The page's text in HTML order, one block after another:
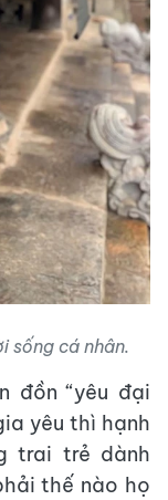
sống cá nhân.
đồn “yêu đại
yêu thì hạnh
trai trẻ dành
thế nào họ